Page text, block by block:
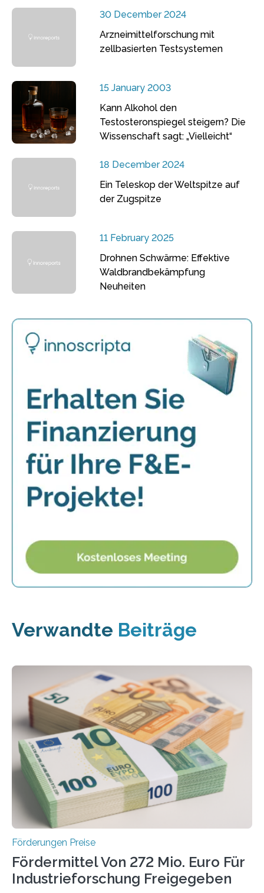
30 December 2024
Arzneimittelforschung mit
zellbasierten Testsystemen
15 January 2003
Kann Alkohol den
Testosteronspiegel steigern? Die
Wissenschaft sagt: „Vielleicht“
18 December 2024
Ein Teleskop der Weltspitze auf
der Zugspitze
11 February 2025
Drohnen Schwärme: Effektive
Waldbrandbekämpfung
Neuheiten
Verwandte Beiträge
Förderungen Preise
Fördermittel Von 272 Mio. Euro Für
Industrieforschung Freigegeben